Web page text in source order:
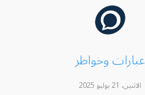
عبارات وخواطر
الاثنين، 21 يوليو 2025